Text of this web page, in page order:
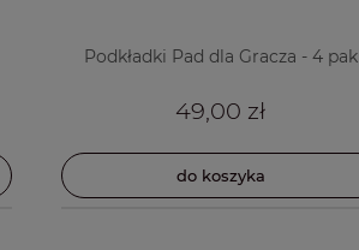
Podkładki Pad dla Gracza - 4 pak
49,00 zł
do koszyka